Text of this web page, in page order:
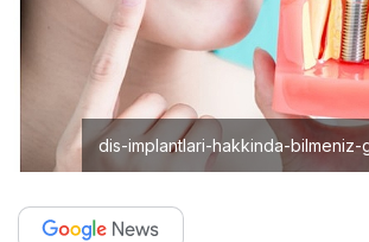
dis-implantlari-hakkinda-